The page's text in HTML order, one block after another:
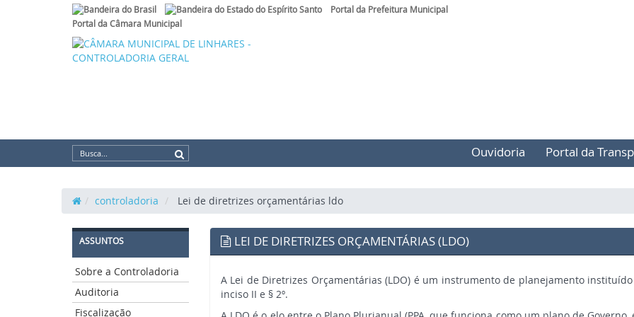
Link
externo
para
Portal
Brasil
LinkPortal da Prefeitura Municipal
Portal da Câmara Municipal
Ouvidoria Portal da
controladoria Lei de diretrizes orçamentárias ldo
ASSUNTOS
Sobre a Controladoria
Auditoria
Fiscalização
LEI DE DIRETRIZES ORÇAMENTÁRIAS (LDO)
A Lei de Diretrizes Orçamentárias (LDO) é um instrumento de planejamento
inciso II e § 2º.